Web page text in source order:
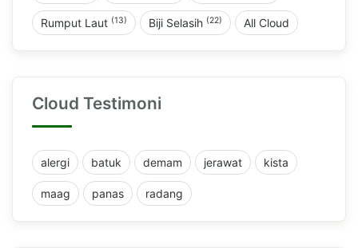
Rumput Laut (13) Biji Selasih (22) All Cloud
Cloud Testimoni
alergi batuk demam jerawat kista
maag panas radang